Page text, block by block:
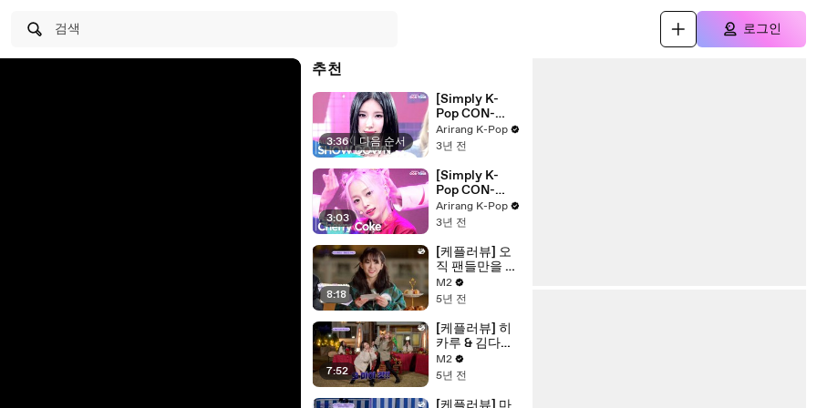
검색 로그인
추천
3:36 | 다음 순서
[Simply K-
Pop CON-
TOUR]
ALICE(앨리
DOWN' _
Ep.565 | [4K]
Arirang K-Pop
3년 전
3:03
[Simply K-
Pop CON-
TOUR]
YEEUN(예은)
Coke' _
Ep.565 | [4K]
Arirang K-Pop
3년 전
8:18
[케플러뷰] 오
직 팬들만을 위
해 쓴 Kep1er의
특별한 편지! |
M2
5년 전
7:52
[케플러뷰] 히
카루 & 김다연
의 축하 무대!
'내가 제일 잘
M2
5년 전